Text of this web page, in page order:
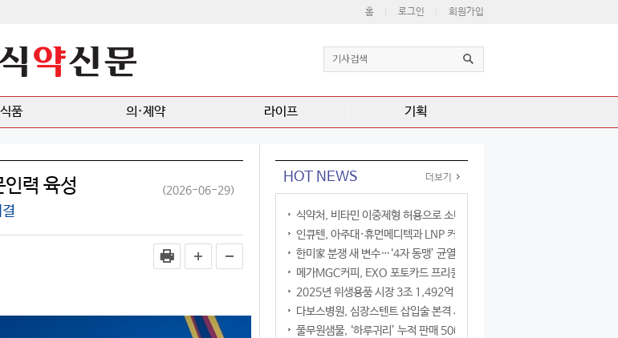
홈 로그인 회원가입
식품 의·제약 라이프 기획
력 육성 (2026-06-29)
HOT NEWS 더보기
식약처, 비타민 이중제형 허용으로 소비자 선택권 확대
인큐텐, 아주대·휴먼메디텍과 LNP 커큐민 공동연구
한미家 분쟁 새 변수…‘4자 동맹’ 균열 현실화
메가MGC커피, EXO 포토카드 프리퀀시 이벤트
2025년 위생용품 시장 3조 1,492억 원
다보스병원, 심장스텐트 삽입술 본격 시행
풀무원샘물, ‘하루귀리’ 누적 판매 500만 병 돌파